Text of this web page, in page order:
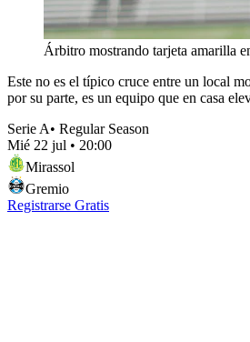
Árbitro mostrando tarjeta amarilla
Este no es el típico cruce entre un local
por su parte, es un equipo que en casa
Serie A• Regular Season
Mié 22 jul • 20:00
Mirassol
Gremio
Registrarse Gratis